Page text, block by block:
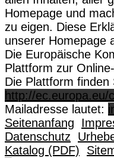
Homepage und
zu eigen. Diese
unserer Homepage
Die Europäische
Plattform zur
Die Plattform finden
http://ec.europa.eu/
Mailadresse lautet:
Seitenanfang
Datenschutz
Katalog (PDF)